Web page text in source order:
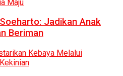
Jadikan Anak
Beriman